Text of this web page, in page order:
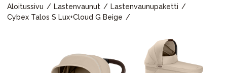
Aloitussivu Lastenvaunut
Lastenvaunupaketti
Cybex Talos S Lux+Cloud G Beige
Lasten turvaistuimet
Lapsi & vauva
Lelut ja pelit